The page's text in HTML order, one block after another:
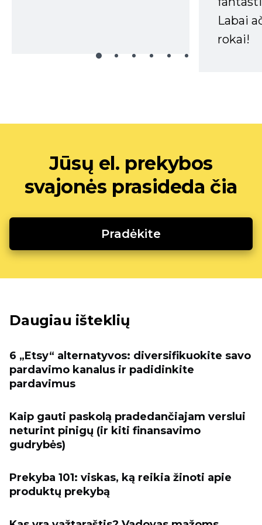
Labai
rokai!
Jūsų el. prekybos
svajonės prasideda čia
Pradėkite
Daugiau išteklių
6 „Etsy“ alternatyvos: diversifikuokite savo
pardavimo kanalus ir padidinkite
pardavimus
Kaip gauti paskolą pradedančiajam verslui
neturint pinigų (ir kiti finansavimo
gudrybės)
Prekyba 101: viskas, ką reikia žinoti apie
produktų prekybą